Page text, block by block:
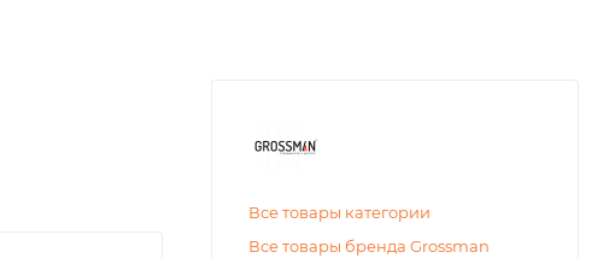
Все товары категории
Все товары бренда Grossman